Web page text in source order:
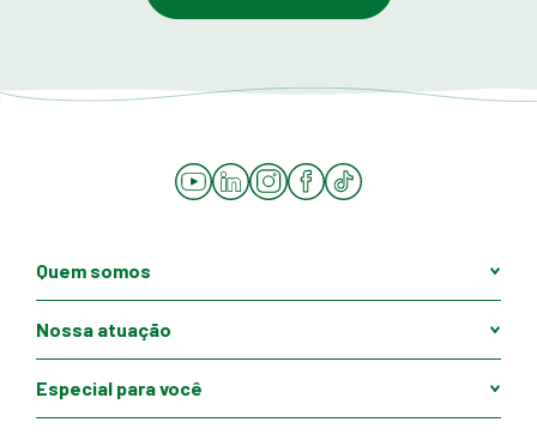
YouTube
LinkedInInstagramFacebook
Tiktok
Quem somos
Nossa atuação
Especial para você